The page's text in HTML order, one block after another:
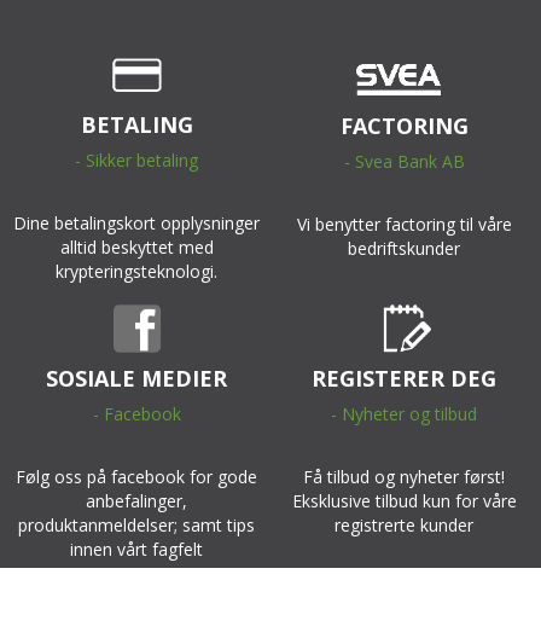
BETALING
- Sikker betaling
Dine betalingskort opplysninger
alltid beskyttet med
krypteringsteknologi.
FACTORING
- Svea Bank AB
Vi benytter factoring til våre
bedriftskunder
SOSIALE MEDIER
- Facebook
Følg oss på facebook for gode
anbefalinger,
produktanmeldelser; samt tips
innen vårt fagfelt
REGISTERER DEG
- Nyheter og tilbud
Få tilbud og nyheter først!
Eksklusive tilbud kun for våre
registrerte kunder